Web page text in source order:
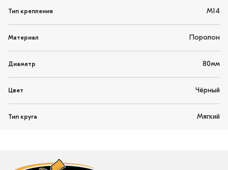
Тип крепления М14
Материал Поролон
Диаметр 80мм
Цвет Чёрный
Тип круга Мягкий